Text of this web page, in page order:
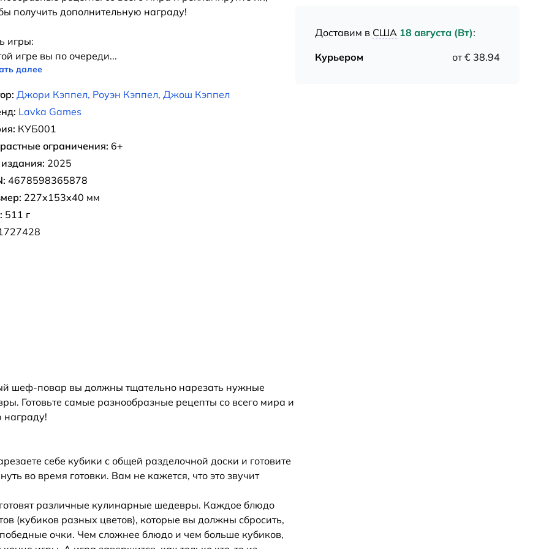
получить дополнительную награду!
игры:
игре вы по очереди...
далее
Джори Кэппел, Роуэн Кэппел, Джош Кэппел
Lavka Games
КУБ001
ограничения: 6+
издания: 2025
4678598365878
227х153х40 мм
511 г
шеф-повар вы должны тщательно нарезать нужные
Готовьте самые разнообразные рецепты со всего мира и
награду!
себе кубики с общей разделочной доски и готовите
во время готовки. Вам не кажется, что это звучит
различные кулинарные шедевры. Каждое блюдо
(кубиков разных цветов), которые вы должны сбросить,
победные очки. Чем сложнее блюдо и чем больше кубиков,
Доставим в США 18 августа (Вт):
Курьером
от € 38.94